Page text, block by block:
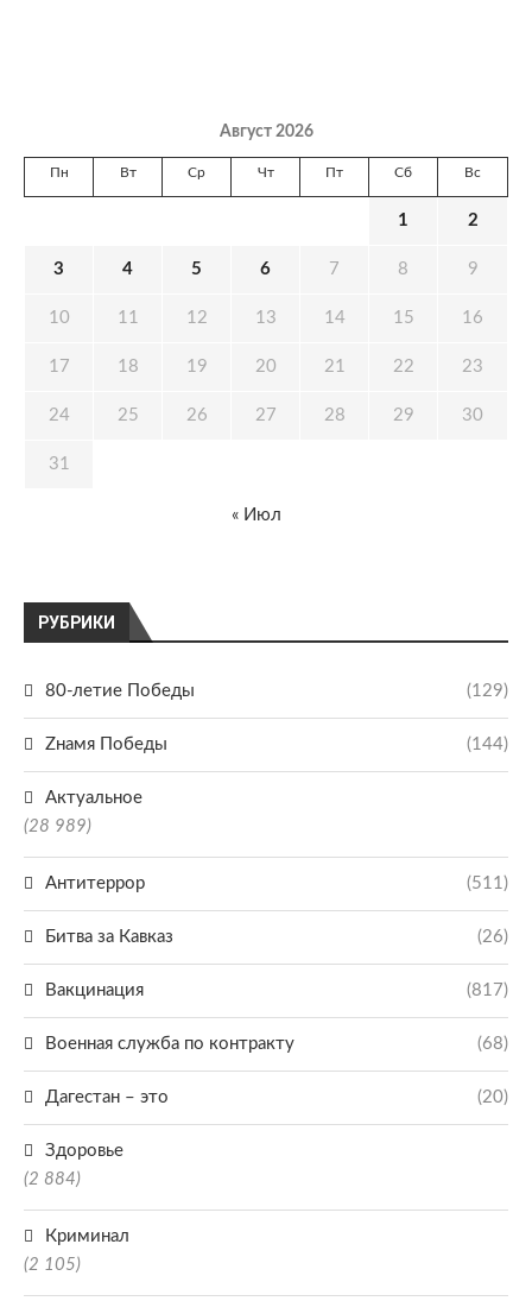
РУБРИКИ
80-летие Победы (129)
Zнамя Победы (144)
Актуальное
(28 989)
Антитеррор (511)
Битва за Кавказ (26)
Вакцинация (817)
Военная служба по контракту (68)
Дагестан – это (20)
Здоровье
(2 884)
Криминал
(2 105)
Август 2026
Пн Вт Ср Чт Пт Сб Вс
1 2
3 4 5 6 7 8 9
10 11 12 13 14 15 16
17 18 19 20 21 22 23
24 25 26 27 28 29 30
31
« Июл